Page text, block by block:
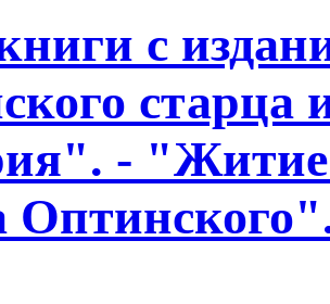
с
старца
- "Житие